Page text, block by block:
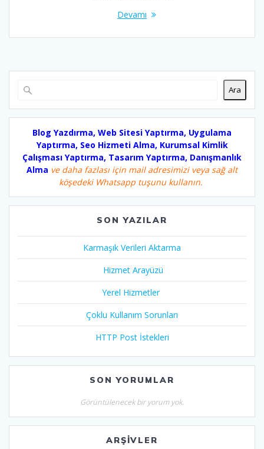
Devamı
Ara
Blog Yazdırma, Web Sitesi Yaptırma, Uygulama
Yaptırma, Seo Hizmeti Alma, Kurumsal Kimlik
Çalışması Yaptırma, Tasarım Yaptırma, Danışmanlık
Alma ve daha fazlası için mail adresimizi veya sağ alt
köşedeki Whatsapp tuşunu kullanın.
SON YAZILAR
Karmaşık Verileri Aktarma
Hizmet Arayüzü
Yerel Hizmetler
Çoklu Kullanım Sorunları
HTTP Post İstekleri
SON YORUMLAR
Görüntülenecek bir yorum yok.
ARŞIVLER